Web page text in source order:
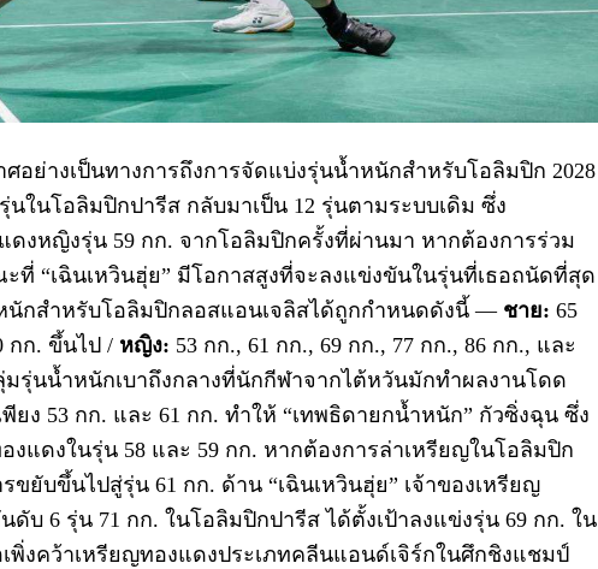
ศอย่างเป็นทางการถึงการจัดแบ่งรุ่นน้ำหนักสำหรับโอลิมปิก2028
รุ่นในโอลิมปิกปารีส กลับมาเป็น 12 รุ่นตามระบบเดิม ซึ่ง
ดงหญิงรุ่น 59 กก. จากโอลิมปิกครั้งที่ผ่านมา หากต้องการร่วม
ะที่“เฉินเหวินฮุ่ย” มีโอกาสสูงที่จะลงแข่งขันในรุ่นที่เธอถนัดที่สุด
นักสำหรับโอลิมปิกลอสแอนเจลิสได้ถูกกำหนดดังนี้— ชาย: 65
กก. ขึ้นไป / หญิง: 53 กก., 61 กก., 69 กก., 77 กก., 86 กก., และ
รุ่นน้ำหนักเบาถึงกลางที่นักกีฬาจากไต้หวันมักทำผลงานโดด
ยง 53 กก. และ61 กก. ทำให้“เทพธิดายกน้ำหนัก” กัวซิ่งฉุน ซึ่ง
งแดงในรุ่น 58 และ 59 กก. หากต้องการล่าเหรียญในโอลิมปิก
รขยับขึ้นไปสู่รุ่น61 กก. ด้าน“เฉินเหวินฮุ่ย” เจ้าของเหรียญ
นดับ6 รุ่น 71 กก. ในโอลิมปิกปารีส ได้ตั้งเป้าลงแข่งรุ่น69 กก. ใน
พิ่งคว้าเหรียญทองแดงประเภทคลีนแอนด์เจิร์กในศึกชิงแชมป์